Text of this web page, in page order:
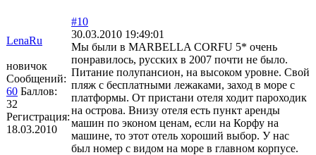
LenaRu
новичок
Сообщений:
60 Баллов:
32
Регистрация:
18.03.2010
#10
30.03.2010 19:49:01
Мы были в MARBELLA CORFU 5* очень
понравилось, русских в 2007 почти не было.
Питание полупансион, на высоком уровне. Свой
пляж с бесплатными лежаками, заход в море с
платформы. От пристани отеля ходит пароходик
на острова. Внизу отеля есть пункт аренды
машин по эконом ценам, если на Корфу на
машине, то этот отель хороший выбор. У нас
был номер с видом на море в главном корпусе.